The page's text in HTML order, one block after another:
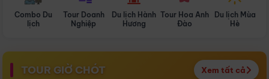
Combo Du
lịch
Tour Doanh
Nghiệp
Du lịch Hành
Hương
Tour Hoa Anh
Đào
Du lịch Mùa
Hè
TOUR GIỜ CHÓT Xem tất cả
Điểm nổi bật